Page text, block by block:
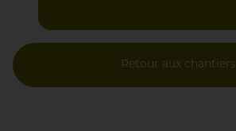
Retour aux chantiers